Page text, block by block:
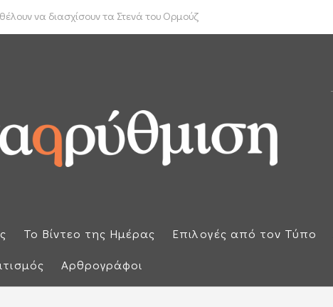
με τον γαλλικό κολοσσό Meridiam
Το Βίντεο της Ημέρας Επιλογές από τον Τύπο
Αρθρογράφοι